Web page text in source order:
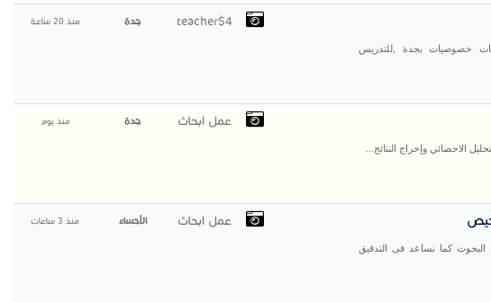
خصوصيات بجدة ,للتدريس
teacher$4 جدة منذ 20 ساعة
الاحصائي وإخراج النتائج...
عمل ابحاث جدة منذ يوم
البحوث كما نساعد فى التدقيق
عمل ابحاث الأحساء منذ 3 ساعات